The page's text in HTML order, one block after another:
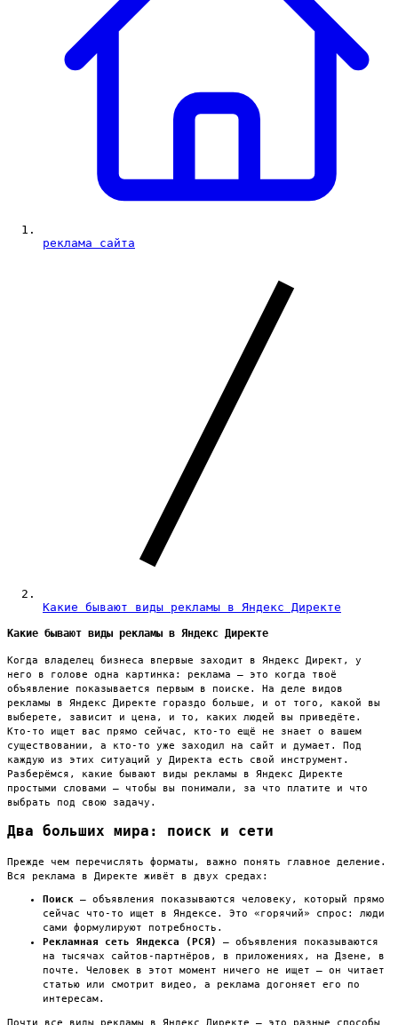
реклама сайта
Какие бывают виды рекламы в Яндекс Директе
Какие бывают виды рекламы в Яндекс Директе
Когда владелец бизнеса впервые заходит в Яндекс Директ, у
него в голове одна картинка: реклама — это когда твоё
объявление показывается первым в поиске. На деле видов
рекламы в Яндекс Директе гораздо больше, и от того, какой вы
выберете, зависит и цена, и то, каких людей вы приведёте.
Кто-то ищет вас прямо сейчас, кто-то ещё не знает о вашем
существовании, а кто-то уже заходил на сайт и думает. Под
каждую из этих ситуаций у Директа есть свой инструмент.
Разберёмся, какие бывают виды рекламы в Яндекс Директе
простыми словами — чтобы вы понимали, за что платите и что
выбрать под свою задачу.
Два больших мира: поиск и сети
Прежде чем перечислять форматы, важно понять главное деление.
Вся реклама в Директе живёт в двух средах:
Поиск — объявления показываются человеку, который прямо
сейчас что-то ищет в Яндексе. Это «горячий» спрос: люди
сами формулируют потребность.
Рекламная сеть Яндекса (РСЯ)
— объявления показываются
на тысячах сайтов-партнёров, в приложениях, на Дзене, в
почте. Человек в этот момент ничего не ищет — он читает
статью или смотрит видео, а реклама догоняет его по
интересам.
Почти все виды рекламы в Яндекс Директе — это разные способы